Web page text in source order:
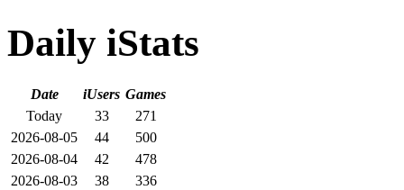
Daily iStats
Date iUsers Games
Today
33
271
2026-08-05
44
500
2026-08-04
42
478
2026-08-03
38
336